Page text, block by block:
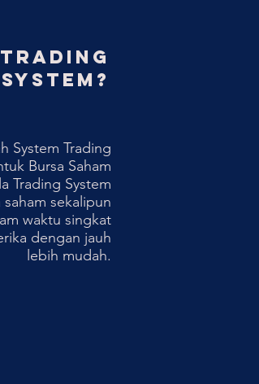
trading
system?
System Trading
Bursa Saham
Trading System
sekalipun
waktu singkat
dengan jauh
lebih mudah.